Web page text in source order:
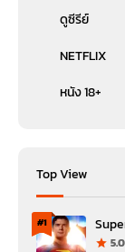
ดูซีรีย์
NETFLIX
หนัง 18+
Top View
#1
5.0